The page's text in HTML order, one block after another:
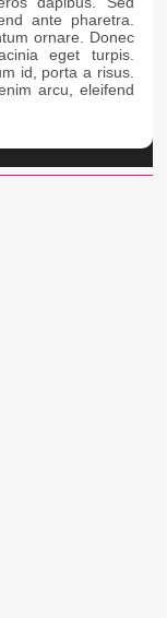
ante pharetra.
ornare. Donec
eget turpis.
id, porta a risus.
arcu, eleifend